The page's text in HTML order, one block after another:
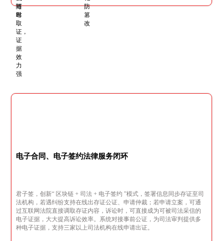
电子合同、电子签约法律服务闭环
君子签，创新“ 区块链 + 司法 + 电子签约 ”模式，签署信息同步存证至司
法机构，若遇纠纷支持在线出存证公证、申请仲裁；若申请立案，可通
过互联网法院直接调取存证内容，诉讼时，可直接成为可被司法采信的
电子证据，大大提高诉讼效率。系统对接事前公证，为司法审判提供多
种电子证据，支持三家以上司法机构在线申请出证。